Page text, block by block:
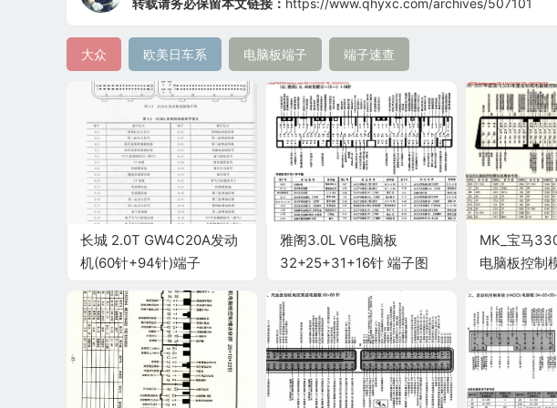
大众 欧美日车系 电脑板端子 端子速查
长城 2.0T GW4C20A发动
机(60针+94针)端子
雅阁3.0L V6电脑板
32+25+31+16针 端子图
MK_宝马
电脑板控制
端子图